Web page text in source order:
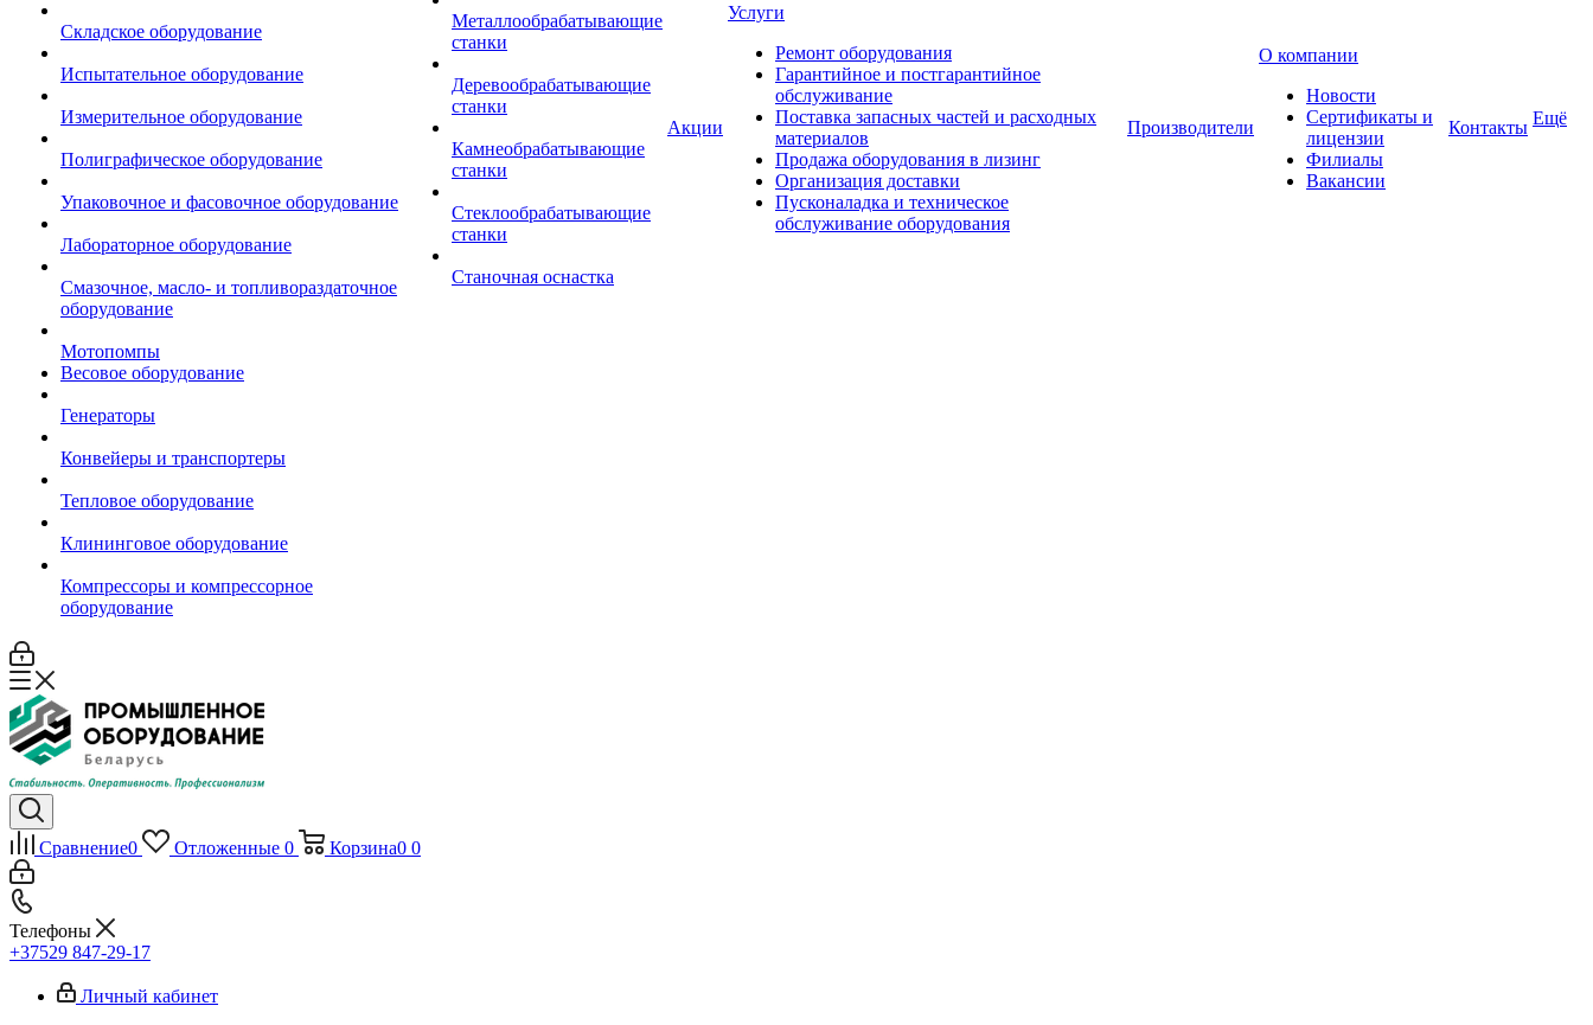
Складское оборудование
Испытательное оборудование
Измерительное оборудование
Полиграфическое оборудование
Упаковочное и фасовочное оборудование
Лабораторное оборудование
Смазочное, масло- и топливораздаточное
оборудование
Мотопомпы
Весовое оборудование
Генераторы
Конвейеры и транспортеры
Тепловое оборудование
Клининговое оборудование
Компрессоры и компрессорное
оборудование
Металлообрабатывающие
станки
Деревообрабатывающие
станки
Камнеобрабатывающие
станки
Стеклообрабатывающие
станки
Станочная оснастка
Акции
Услуги
Ремонт оборудования
Гарантийное и постгарантийное
обслуживание
Поставка запасных частей и расходных
материалов
Продажа оборудования в лизинг
Организация доставки
Пусконаладка и техническое
обслуживание оборудования
Производители
О компании
Новости
Сертификаты и
лицензии
Филиалы
Вакансии
Контакты Ещё
Сравнение0 Отложенные 0 Корзина0 0
Телефоны
+37529 847-29-17‬
Личный кабинет